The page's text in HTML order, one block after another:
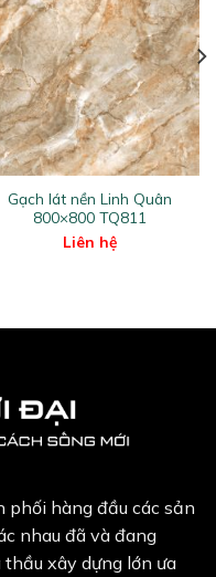
Gạch lát nền Linh Quân
800×800 TQ811
Liên hệ
hàng đầu các sản
nhau đã và đang
xây dựng lớn ưa